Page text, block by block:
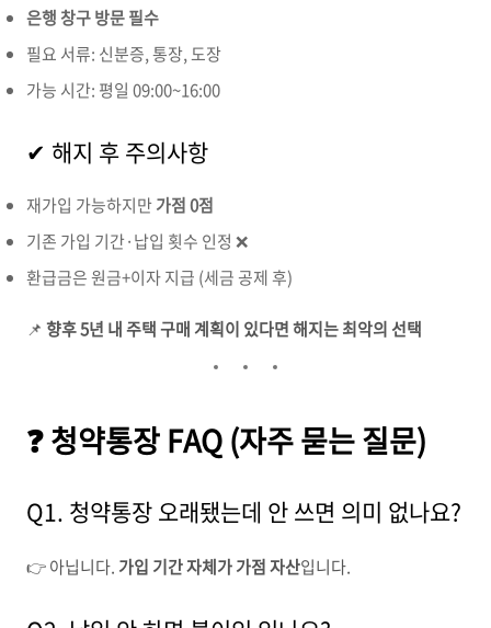
은행 창구 방문 필수
필요 서류: 신분증, 통장, 도장
가능 시간: 평일 09:00~16:00
✔ 해지 후 주의사항
재가입 가능하지만가점 0점
기존 가입 기간·납입 횟수 인정 ❌
환급금은 원금+이자 지급 (세금 공제 후)
📌 향후 5년 내 주택 구매 계획이 있다면 해지는 최악의 선택
❓ 청약통장 FAQ (자주 묻는 질문)
Q1. 청약통장 오래됐는데 안 쓰면 의미 없나요?
👉 아닙니다. 가입 기간 자체가 가점 자산입니다.